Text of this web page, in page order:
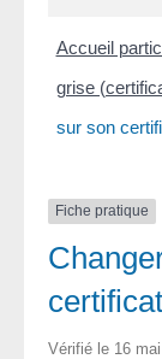
Accueil
grise
sur son
Fiche pratique
Vérifié le 16